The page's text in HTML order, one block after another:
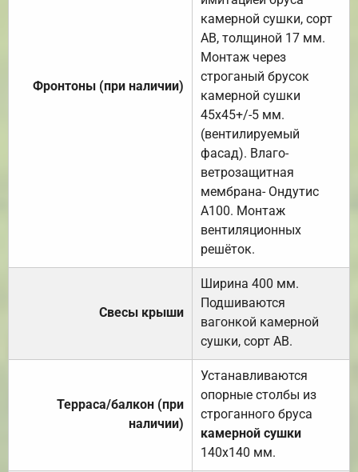
Фронтоны (при наличии)
камерной сушки, сорт
АВ, толщиной 17 мм.
Монтаж через
строганый брусок
камерной сушки
45х45+/-5 мм.
(вентилируемый
фасад). Влаго-
ветрозащитная
мембрана- Ондутис
А100. Монтаж
вентиляционных
решёток.
Свесы крыши
Ширина 400 мм.
Подшиваются
вагонкой камерной
сушки, сорт АВ.
Терраса/балкон (при
наличии)
Устанавливаются
опорные столбы из
строганного бруса
камерной сушки
140х140 мм.